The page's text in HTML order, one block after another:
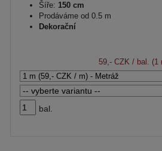
Šíře: 150 cm
Prodáváme od 0.5 m
Dekorační
59,- CZK / bal. (1
bal.